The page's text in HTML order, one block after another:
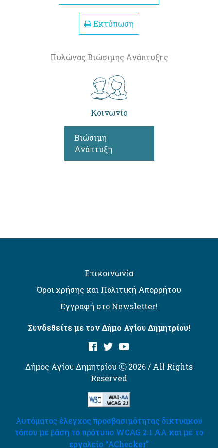
Εκτύπωση
Πυλώνας Βιώσιμης Ανάπτυξης
Κοινωνία
Βιώσιμη
Ανάπτυξη
Επικοινωνία
Όροι χρήσης και Πολιτική Απορρήτου
Εγγραφή στο Newsletter!
Συνδεθείτε με τον Δήμο Αγίου Δημητρίου!
Δήμος Αγίου Δημητρίου Ⓒ 2026 / All Rights
Reserved
Αυτόματος έλεγχος προσβασιμότητας δικτυακού
τόπου με βάση το πρότυπο WCAG 2.1 AA και με το
εργαλείο “AChecker”